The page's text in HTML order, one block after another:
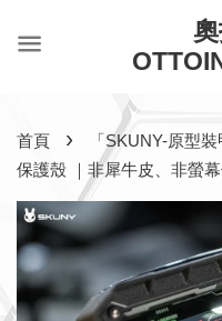
首頁 ›
「SKUNY-原型
保護殼 ｜非犀牛皮、非螢